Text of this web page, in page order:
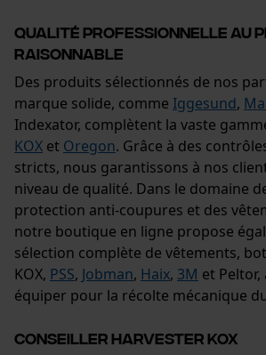
Qualité professionnelle au
raisonnable
Des produits sélectionnés de nos
marque solide, comme Iggesund,
Indexator, complètent la vaste
KOX et Oregon. Grâce à des
stricts, nous garantissons à nos
niveau de qualité. Dans le domaine
protection anti-coupures et des
notre boutique en ligne propose
sélection complète de vêtements,
KOX, PSS, Jobman, Haix, 3M et
équiper pour la récolte mécanique
Conseiller harvester KOX